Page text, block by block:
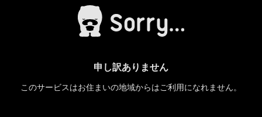
申し訳ありません
このサービスはお住まいの地域からはご利用になれません。